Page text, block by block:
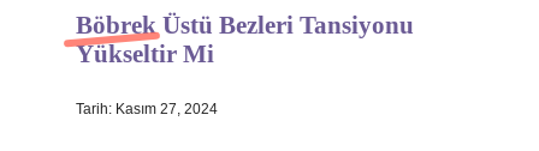
Hakkımızda
Böbrek Üstü Bezleri Tansiyonu
Yükseltir Mi
Tarih: Kasım 27, 2024